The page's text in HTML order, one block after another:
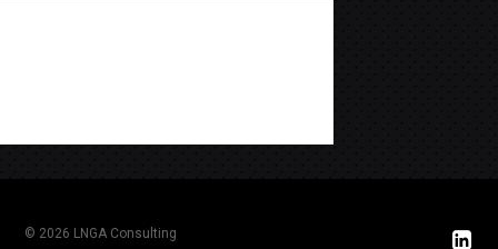
© 2026 LNGA Consulting